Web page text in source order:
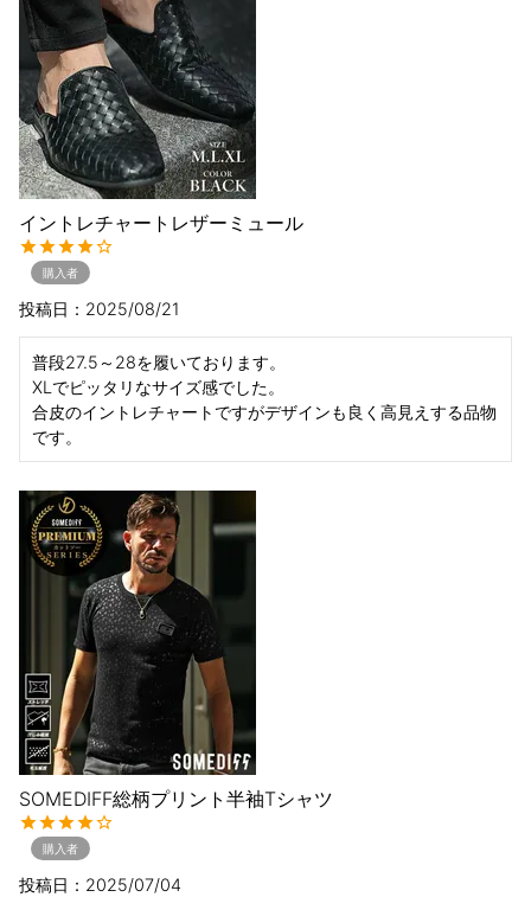
イントレチャートレザーミュール
購入者
投稿日 2025/08/21
普段27.5～28を履いております。
XLでピッタリなサイズ感でした。
合皮のイントレチャートですがデザインも良く高見えする品物
です。
SOMEDIFF総柄プリント半袖Tシャツ
購入者
投稿日 2025/07/04